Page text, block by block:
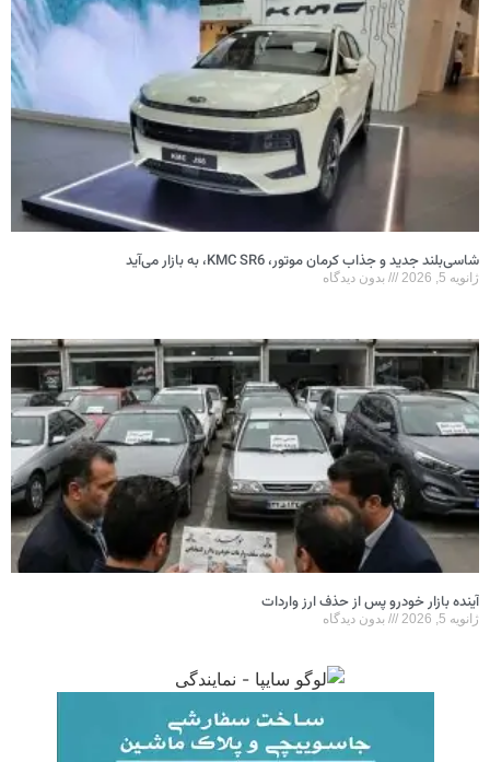
شاسی‌بلند جدید و جذاب کرمان موتور، KMC SR6، به بازار می‌آید
ژانویه 5, 2026 بدون دیدگاه
آینده بازار خودرو پس از حذف ارز واردات
ژانویه 5, 2026 بدون دیدگاه